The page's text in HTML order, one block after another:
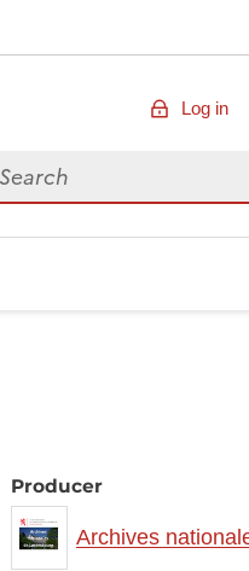
Log in
for data
Producer
Archives